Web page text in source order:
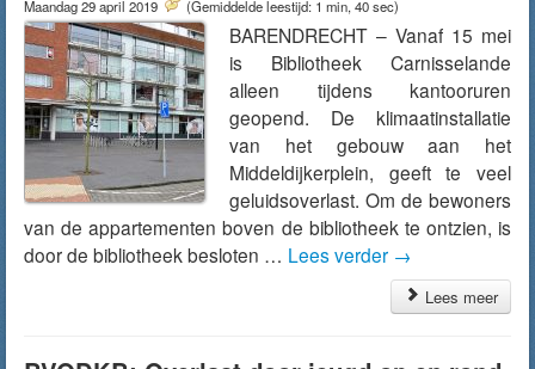
Maandag 29 april 2019 (Gemiddelde leestijd: 1 min, 40 sec)
BARENDRECHT – Vanaf 15 mei
is Bibliotheek Carnisselande
alleen tijdens kantooruren
geopend. De klimaatinstallatie
van het gebouw aan het
Middeldijkerplein, geeft te veel
geluidsoverlast. Om de bewoners
van de appartementen boven de bibliotheek te ontzien, is
door de bibliotheek besloten … Lees verder →
Lees meer